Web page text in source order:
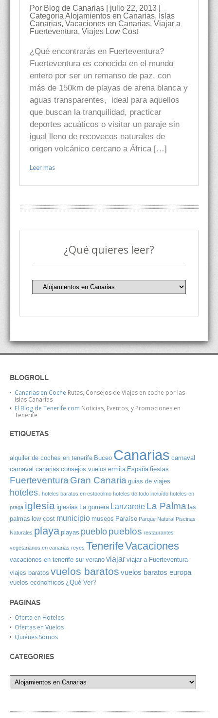
Por Blog de Canarias | julio 22, 2013 |
Categoria Alojamientos en Canarias, Islas
Canarias, Vacaciones en Canarias, Viajar a
Fuerteventura, Viajes Low Cost
¿Qué encontrarás en Fuerteventura?
Fuerteventura es conocida en el mundo
entero por ser un remanso de paz, con
más de 150km de playas de arena blanca y
aguas transparentes, ideal para aquellos
que buscan la tranquilidad, practicar
deportes acuáticos o visitar un paraje sin
igual lleno de recovecos naturales de
origen volcánico cercano a África […]
Leer mas
¿Qué quieres leer?
BLOGROLL
Canarias en Coche Rutas, Consejos de Viajes en coche por las
Islas Canarias
El Blog de Tenerife.com Noticias, Eventos, y Promociones en
Tenerife
ETIQUETAS
alquiler de coches en tenerife Buceo Canarias carnaval
carnaval canarias consejos vuelos ermita España fiestas
Fuerteventura Gran Canaria guias de viajes
hoteles. hoteles baratos en estocolmo hoteles de todo incluído hoteles en
praga iglesia iglesias La gomera Lanzarote La Palma las
palmas low cost municipio museos Paraíso Parque Natural Piscinas
Naturales playa playas pueblo pueblos restaurantes
vegetarianos en canarias reyes TenerifeVacaciones
vacaciones en tenerife sur verano viajar viajar a Fuerteventura
viajes baratos vuelos baratos vuelos baratos europa
vuelos economicos ¿Qué Ver?
PAGINAS
Oferta en Hoteles
Ofertas en Vuelos
Quiénes Somos
CATEGORIES